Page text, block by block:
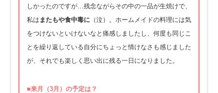
しかったのですが…残念ながらその中の一品が生焼けで、
私は またもや食中毒に （泣）。ホームメイドの料理には気
をつけないといけないなと痛感しましたし、何度も同じこ
とを繰り返している自分にちょっと情けなさも感じました
が、それでも楽しく思い出に残る一日になりました。
■来月（3月）の予定は？